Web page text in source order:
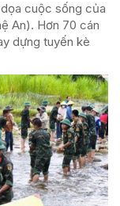
cuộc sống của
An). Hơn 70 cán
dựng tuyến kè